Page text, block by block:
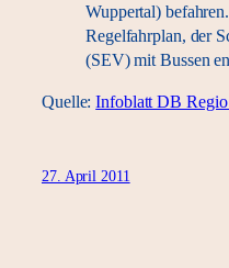
Wuppertal)
Regelfahrplan, der
(SEV) mit Bussen
Quelle:Infoblatt DB
27. April 2011